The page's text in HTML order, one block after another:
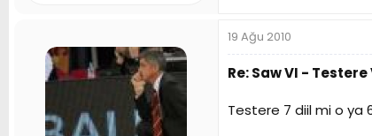
19 Ağu 2010
Re: Saw VI - Testere
Testere 7 diil mi o ya 6